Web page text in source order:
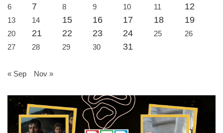
6 7 8 9 10 11 12
13 14 15 16 17 18 19
20 21 22 23 24 25
26
27
28 29 30 31
« Sep Nov »